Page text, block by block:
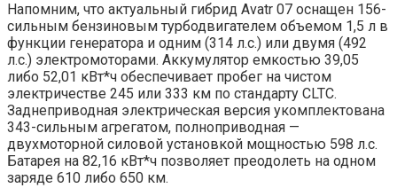
Напомним, что актуальный гибрид Avatr 07 оснащен 156-
сильным бензиновым турбодвигателем объемом 1,5 л в
функции генератора и одним (314 л.с.) или двумя (492
л.с.) электромоторами. Аккумулятор емкостью 39,05
либо 52,01 кВт*ч обеспечивает пробег на чистом
электричестве 245 или 333 км по стандарту CLTC.
Заднеприводная электрическая версия укомплектована
343-сильным агрегатом, полноприводная —
двухмоторной силовой установкой мощностью 598 л.с.
Батарея на 82,16 кВт*ч позволяет преодолеть на одном
заряде 610 либо 650 км.